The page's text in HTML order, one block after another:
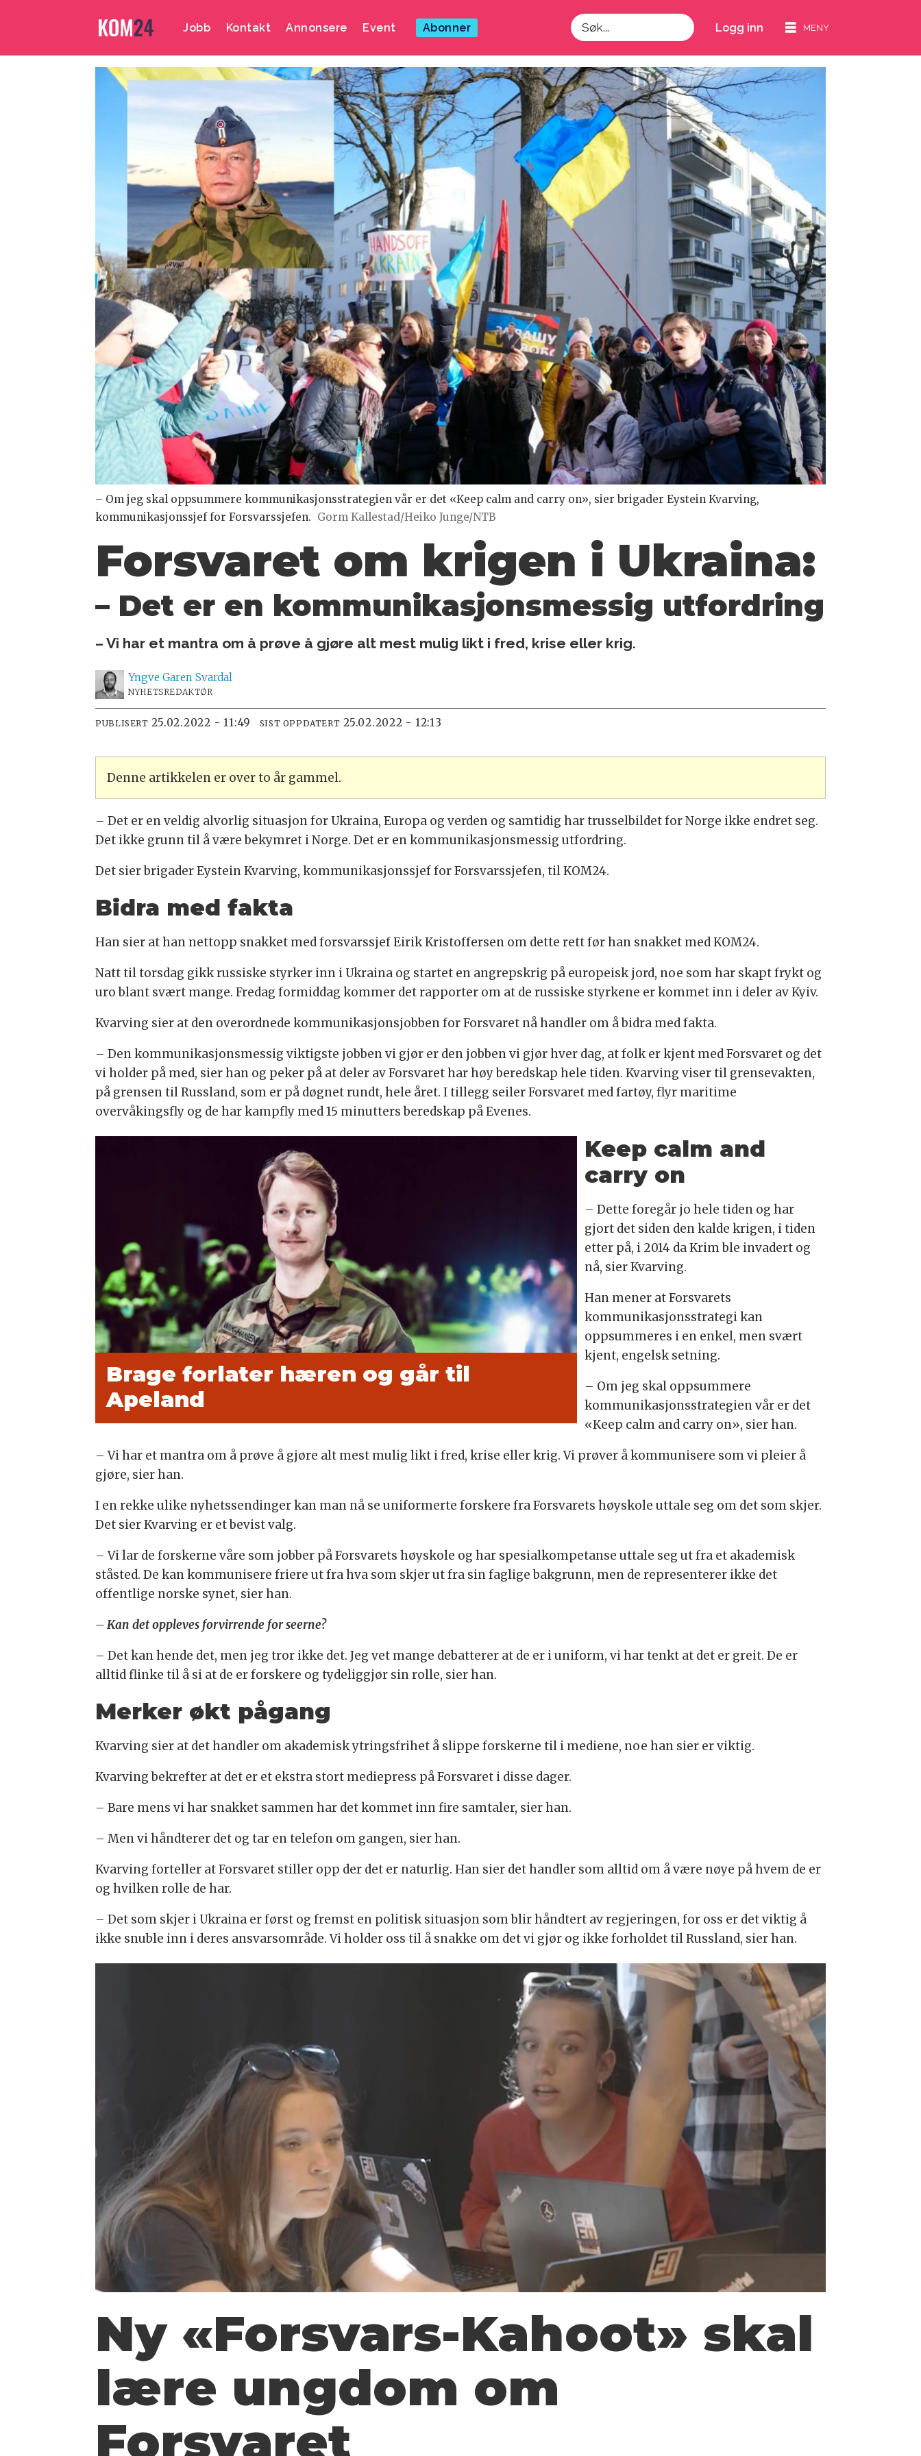
Jobb Kontakt Annonsere Event Abonner
Søk
Logg inn
– Om jeg skal oppsummere kommunikasjonsstrategien vår er det «Keep calm and carry on», sier brigader Eystein Kvarving,
kommunikasjonssjef for Forsvarssjefen. Gorm Kallestad/Heiko Junge/NTB
Forsvaret om krigen i Ukraina:
– Det er en kommunikasjonsmessig utfordring
– Vi har et mantra om å prøve å gjøre alt mest mulig likt i fred, krise eller krig.
Yngve Garen Svardal
NYHETSREDAKTØR
PUBLISERT 25.02.2022 - 11:49 SIST OPPDATERT 25.02.2022 - 12:13
Denne artikkelen er over to år gammel.
– Det er en veldig alvorlig situasjon for Ukraina, Europa og verden og samtidig har trusselbildet for Norge ikke endret seg.
Det ikke grunn til å være bekymret i Norge. Det er en kommunikasjonsmessig utfordring.
Det sier brigader EysteinKvarving,kommunikasjonssjef for Forsvarssjefen, til KOM24.
Bidra med fakta
Han sier at han nettopp snakket med forsvarssjef Eirik Kristoffersen om dette rett før han snakket med KOM24.
Natt til torsdag gikk russiske styrker inn i Ukraina og startet en angrepskrig på europeisk jord, noe som har skapt frykt og
uro blant svært mange. Fredag formiddag kommer det rapporter om at de russiske styrkene er kommet inn i deler av Kyiv.
Kvarving sier at den overordnede kommunikasjonsjobben for Forsvaret nå handler om å bidra med fakta.
– Den kommunikasjonsmessig viktigste jobben vi gjør er den jobben vi gjør hver dag, at folk er kjent med Forsvaret og det
vi holder på med, sier han og peker på at deler av Forsvaret har høy beredskap hele tiden. Kvarving viser til grensevakten,
på grensen til Russland, som er på døgnet rundt, hele året. I tillegg seiler Forsvaret med fartøy, flyr maritime
overvåkingsfly og de har kampfly med 15 minutters beredskap på Evenes.
Brage forlater hæren og går til
Apeland
Keep calm and
carry on
– Dette foregår jo hele tiden og har
gjort det siden den kalde krigen, i tiden
etter på, i 2014 da Krim ble invadert og
nå, sier Kvarving.
Han mener at Forsvarets
kommunikasjonsstrategi kan
oppsummeres i en enkel, men svært
kjent, engelsk setning.
– Om jeg skal oppsummere
kommunikasjonsstrategien vår er det
«Keep calm and carry on», sier han.
– Vi har et mantra om å prøve å gjøre alt mest mulig likt i fred, krise eller krig. Vi prøver å kommunisere som vi pleier å
gjøre, sier han.
I en rekke ulike nyhetssendinger kan man nå se uniformerte forskere fra Forsvarets høyskole uttale seg om det som skjer.
Det sier Kvarving er et bevist valg.
– Vi lar de forskerne våre som jobber på Forsvarets høyskole og har spesialkompetanse uttale seg ut fra et akademisk
ståsted. De kan kommunisere friere ut fra hva som skjer ut fra sin faglige bakgrunn, men de representerer ikke det
offentlige norske synet, sier han.
– Kan det oppleves forvirrende for seerne?
– Det kan hende det, men jeg tror ikke det. Jeg vet mange debatterer at de er i uniform, vi har tenkt at det er greit. De er
alltid flinke til å si at de er forskere og tydeliggjør sin rolle, sier han.
Merker økt pågang
Kvarving sier at det handler om akademisk ytringsfrihet å slippe forskerne til i mediene, noe han sier er viktig.
Kvarving bekrefter at det er et ekstra stort mediepress på Forsvaret i disse dager.
– Bare mens vi har snakket sammen har det kommet inn fire samtaler, sier han.
– Men vi håndterer det og tar en telefon om gangen, sier han.
Kvarving forteller at Forsvaret stiller opp der det er naturlig. Han sier det handler som alltid om å være nøye på hvem de er
og hvilken rolle de har.
– Det som skjer i Ukraina er først og fremst en politisk situasjon som blir håndtert av regjeringen, for oss er det viktig å
ikke snuble inn i deres ansvarsområde. Vi holder oss til å snakke om det vi gjør og ikke forholdet til Russland, sier han.
Ny «Forsvars-Kahoot» skal
lære ungdom om
Forsvaret